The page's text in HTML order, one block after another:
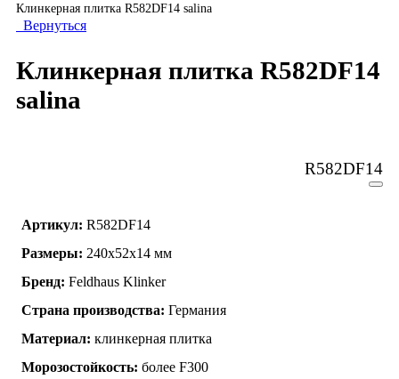
Клинкерная плитка R582DF14 salina
Вернуться
Клинкерная плитка R582DF14
salina
R582DF14
Артикул: R582DF14
Размеры: 240x52x14 мм
Бренд: Feldhaus Klinker
Страна производства: Германия
Материал: клинкерная плитка
Морозостойкость: более F300